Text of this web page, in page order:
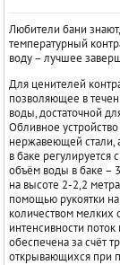
Любители бани
температурный
воду – лучшее
Для ценителей
позволяющее в
воды, достаточной
Обливное
нержавеющей стали,
в баке
объём воды в баке –
на высоте 2-2,2
помощью рукоятки
количеством мелких
интенсивности
обеспечена за счёт
открывающихся при